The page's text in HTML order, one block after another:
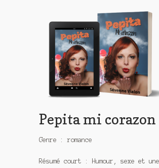
Pepita mi corazon
Genre : romance
Résumé court : Humour, sexe et